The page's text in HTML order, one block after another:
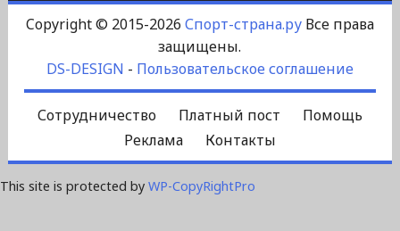
Copyright © 2015-2026 Спорт-страна.руВсе права
защищены.
DS-DESIGN - Пользовательское соглашение
Сотрудничество Платный пост
Помощь
Реклама
Контакты
This site is protected by WP-CopyRightPro